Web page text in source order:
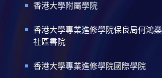
香港大學附屬學院
香港大學專業進修學院保良局何鴻燊
社區書院
香港大學專業進修學院國際學院